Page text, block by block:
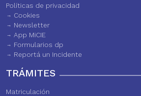
Políticas de privacidad
Cookies
Newsletter
App MiCIE
Formularios dp
Reportá un Incidente
TRÁMITES
Matriculación